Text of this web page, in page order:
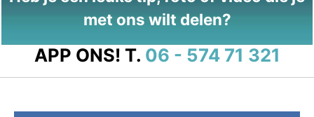
met ons wilt delen?
APP ONS! T. 06 - 574 71 321